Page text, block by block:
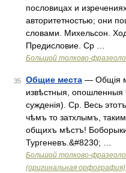
пословицах и
авторитетностью; они
словами. Михельсон.
Предисловие. Ср …
Большой толково-
35 Общие места — Общія
извѣстныя, опошленныя
сужденія). Ср. Весь
чѣмъ то затхлымъ,
общихъ мѣстъ!
Тургеневъ.&#8230; …
Большой толково-
(оригинальная орфография)